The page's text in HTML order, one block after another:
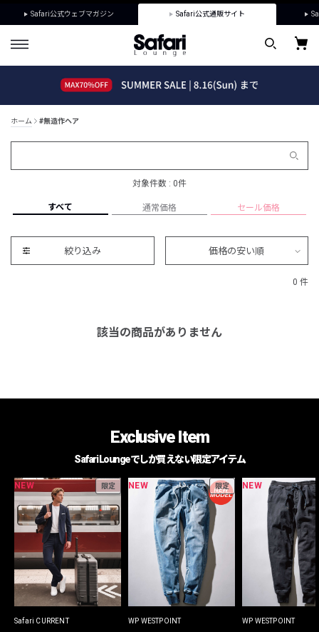
Safari公式ウェブマガジン Safari公式通販サイト
ホーム #無造作ヘア
対象件数 : 0件
すべて 通常価格 セール価格
絞り込み 価格の安い順
0 件
該当の商品がありません
Exclusive Item
Safari Loungeでしか買えない限定アイテム
NEW 限定
Safari CURRENT
NEW 限定
WP WESTPOINT
NEW
WP WESTPOINT